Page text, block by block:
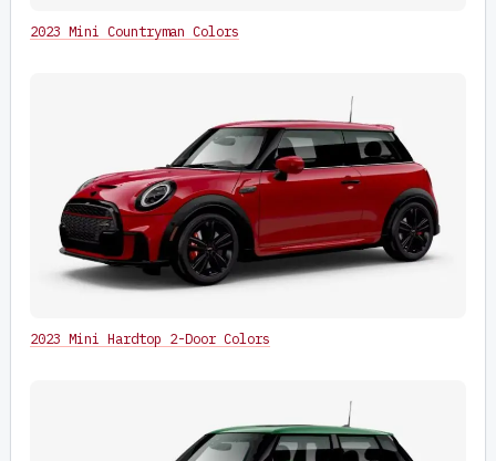
2023 Mini Countryman Colors
2023 Mini Hardtop 2-Door Colors